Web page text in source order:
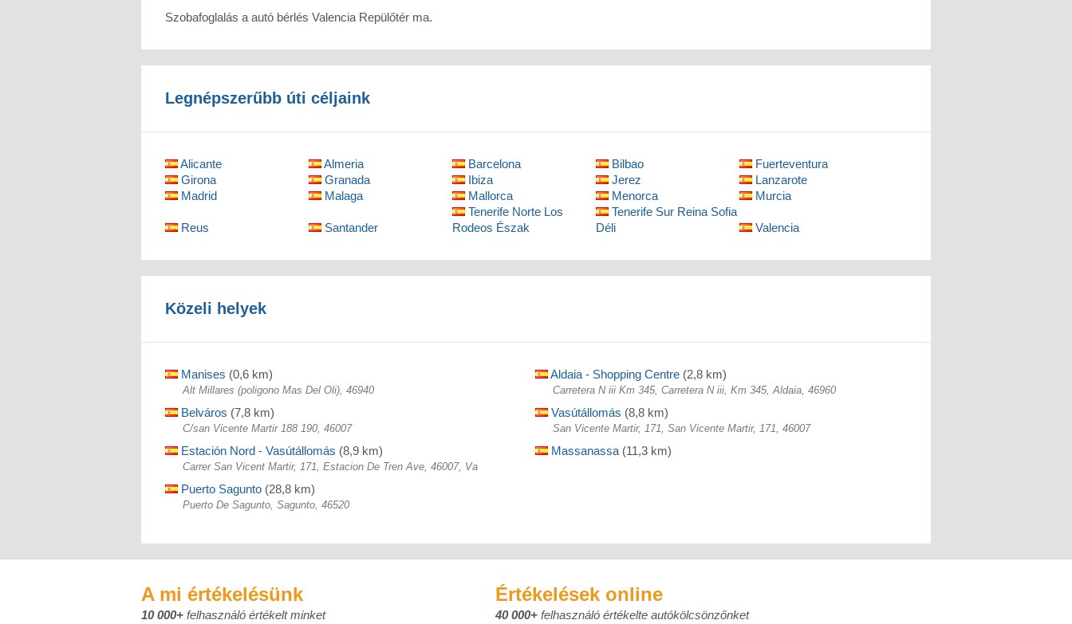
Szobafoglalás a autó bérlés Valencia Repülőtér ma.
Legnépszerűbb úti céljaink
Alicante Almeria Barcelona Bilbao
Fuerteventura
Girona
Granada Ibiza Jerez
Lanzarote
Madrid
Malaga Mallorca Menorca Murcia
Reus Santander
Tenerife Norte Los
Rodeos Észak
Tenerife Sur Reina Sofia
Déli
Valencia
Közeli helyek
Manises (0,6 km)
Alt Millares (poligono Mas Del Oli), 46940
Aldaia - Shopping Centre (2,8 km)
Carretera N iii Km 345, Carretera N iii, Km 345, Aldaia, 46960
Belváros (7,8 km)
C/san Vicente Martir 188 190, 46007
Vasútállomás (8,8 km)
San Vicente Martir, 171, San Vicente Martir, 171, 46007
Estación Nord - Vasútállomás (8,9 km)
Carrer San Vicent Martir, 171, Estacion De Tren Ave, 46007, Va
Massanassa (11,3 km)
Puerto Sagunto (28,8 km)
Puerto De Sagunto, Sagunto, 46520
A mi értékelésünk
10 000+ felhasználó értékelt minket
Értékelések online
40 000+ felhasználó értékelte autókölcsönzőnket